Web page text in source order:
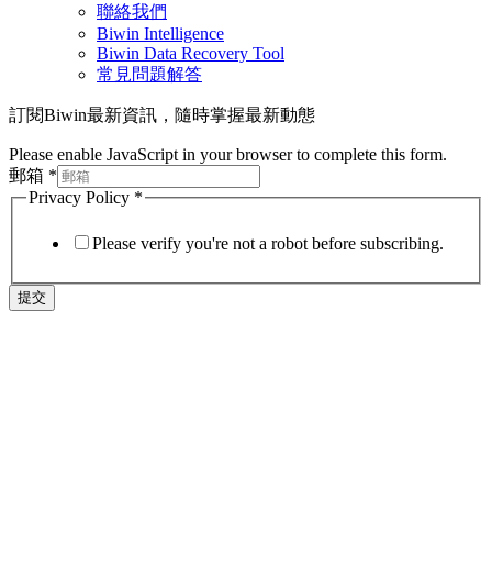
聯絡我們
Biwin Intelligence
Biwin Data Recovery Tool
常見問題解答
訂閱Biwin最新資訊，隨時掌握最新動態
Please enable JavaScript in your browser to complete this form.
郵箱 *
Privacy Policy *
Please verify you're not a robot before subscribing.
提交